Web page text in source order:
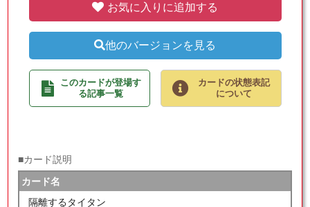
お気に入りに追加する
他のバージョンを見る
このカードが登場す
る記事一覧
カードの状態表記
について
■カード説明
カード名
隔離するタイタン